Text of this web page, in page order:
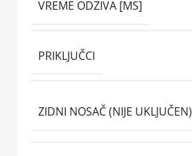
VREME ODZIVA [MS]
PRIKLJUČCI
ZIDNI NOSAČ (NIJE UKLJUČEN)